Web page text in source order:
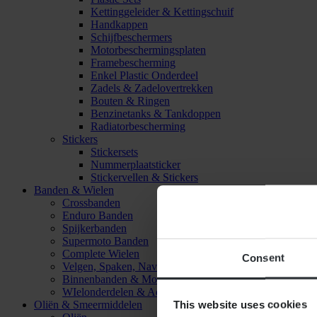
Consent
This website uses cookies
Kettinggeleider & Kettingschuif
Handkappen
Schijfbeschermers
Motorbeschermingsplaten
Framebescherming
Enkel Plastic Onderdeel
Zadels & Zadelovertrekken
Bouten & Ringen
Benzinetanks & Tankdoppen
Radiatorbescherming
Stickers
Stickersets
Nummerplaatsticker
Stickervellen & Stickers
Banden & Wielen
Crossbanden
Enduro Banden
Spijkerbanden
Supermoto Banden
Complete Wielen
Velgen, Spaken, Naven & Lagers
Binnenbanden & Mousses
WIelonderdelen & Accessoires
Oliën & Smeermiddelen